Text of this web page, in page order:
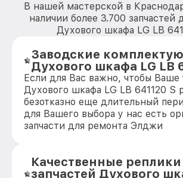
В нашей мастерской в
наличии более 3.700 запчастей
Духового шкафа LG LB
Заводские
Духового шкафа LG LB
Если для Вас важно, чтобы Ваше
Духового шкафа LG LB 641120 S
безотказно еще длительный
для Вашего выбора у нас есть
запчасти для ремонта Элджи
Качественные реплики
запчастей Духового